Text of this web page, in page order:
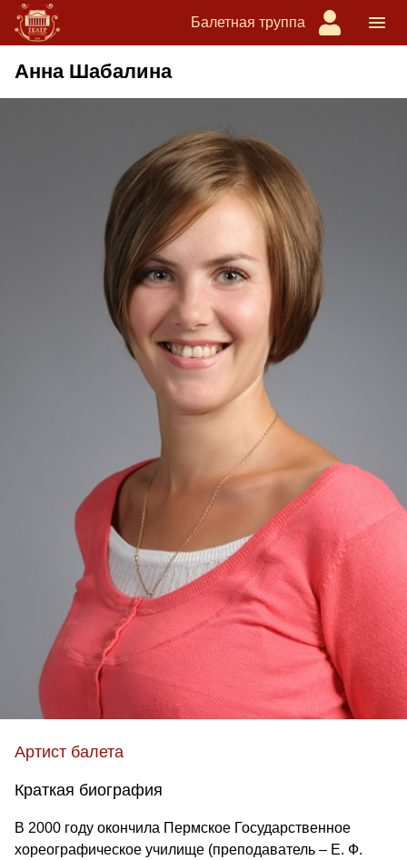
Балетная труппа
Анна Шабалина
Артист балета
Краткая биография
В 2000 году окончила Пермское Государственное
хореографическое училище (преподаватель – Е. Ф.